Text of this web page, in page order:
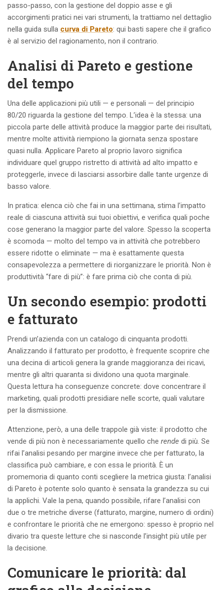
passo-passo, con la gestione del doppio asse e gli
accorgimenti pratici nei vari strumenti, la trattiamo nel dettaglio
nella guida sulla curva di Pareto: qui basti sapere che il grafico
è al servizio del ragionamento, non il contrario.
Analisi di Pareto e gestione
del tempo
Una delle applicazioni più utili — e personali — del principio
80/20 riguarda la gestione del tempo. L’idea è la stessa: una
piccola parte delle attività produce la maggior parte dei risultati,
mentre molte attività riempiono la giornata senza spostare
quasi nulla. Applicare Pareto al proprio lavoro significa
individuare quel gruppo ristretto di attività ad alto impatto e
proteggerle, invece di lasciarsi assorbire dalle tante urgenze di
basso valore.
In pratica: elenca ciò che fai in una settimana, stima l’impatto
reale di ciascuna attività sui tuoi obiettivi, e verifica quali poche
cose generano la maggior parte del valore. Spesso la scoperta
è scomoda — molto del tempo va in attività che potrebbero
essere ridotte o eliminate — ma è esattamente questa
consapevolezza a permettere di riorganizzare le priorità. Non è
produttività “fare di più”: è fare prima ciò che conta di più.
Un secondo esempio: prodotti
e fatturato
Prendi un’azienda con un catalogo di cinquanta prodotti.
Analizzando il fatturato per prodotto, è frequente scoprire che
una decina di articoli genera la grande maggioranza dei ricavi,
mentre gli altri quaranta si dividono una quota marginale.
Questa lettura ha conseguenze concrete: dove concentrare il
marketing, quali prodotti presidiare nelle scorte, quali valutare
per la dismissione.
Attenzione, però, a una delle trappole già viste: il prodotto che
vende di più non è necessariamente quello che rende di più. Se
rifai l’analisi pesando per margine invece che per fatturato, la
classifica può cambiare, e con essa le priorità. È un
promemoria di quanto conti scegliere la metrica giusta: l’analisi
di Pareto è potente solo quanto è sensata la grandezza su cui
la applichi. Vale la pena, quando possibile, rifare l’analisi con
due o tre metriche diverse (fatturato, margine, numero di ordini)
e confrontare le priorità che ne emergono: spesso è proprio nel
divario tra queste letture che si nasconde l’insight più utile per
la decisione.
Comunicare le priorità: dal